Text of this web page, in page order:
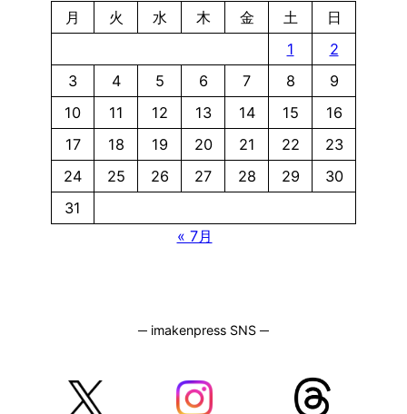
月
火 水 木 金 土
日
1
2
3
4 5 6 7 8
9
10
11 12 13 14 15
16
17
18 19 20 21 22
23
24
25 26 27 28 29
30
31
« 7月
─ imakenpress SNS ─